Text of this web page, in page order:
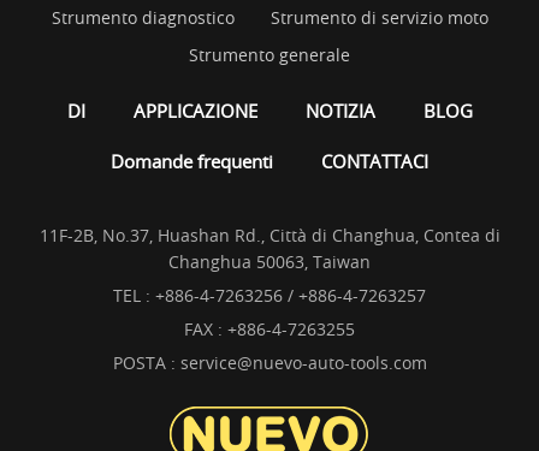
Strumento diagnostico
Strumento di servizio moto
Strumento generale
DI APPLICAZIONE NOTIZIA BLOG
Domande frequenti CONTATTACI
11F-2B, No.37, Huashan Rd., Città di Changhua, Contea di
Changhua 50063, Taiwan
TEL : +886-4-7263256 / +886-4-7263257
FAX : +886-4-7263255
POSTA : service@nuevo-auto-tools.com